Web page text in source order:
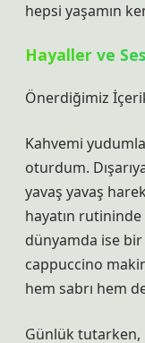
hepsi yaşamın
Hayaller ve
Önerdiğimiz
Kahvemi
oturdum.
yavaş yavaş
hayatın
dünyamda ise
cappuccino
hem sabrı hem
Günlük tutarken,